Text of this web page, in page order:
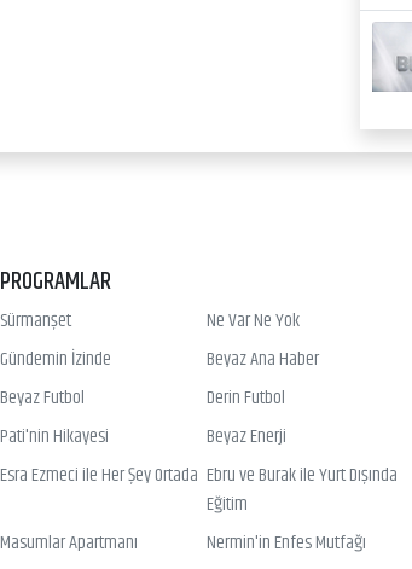
PROGRAMLAR
Sürmanşet Ne Var Ne Yok
Gündemin İzinde
Beyaz Ana Haber
Beyaz Futbol
Derin Futbol
Pati'nin Hikayesi
Beyaz Enerji
Esra Ezmeci ile Her Şey Ortada Ebru ve Burak ile Yurt Dışında
Eğitim
Masumlar Apartmanı Nermin'in Enfes Mutfağı